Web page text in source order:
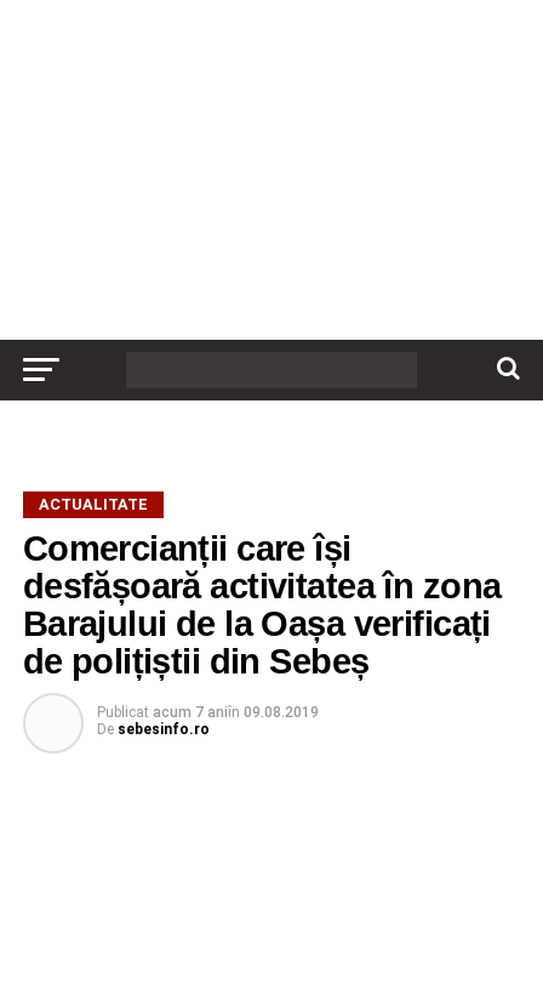
ACTUALITATE
Comercianții care își
desfășoară activitatea în zona
Barajului de la Oașa verificați
de polițiștii din Sebeș
Publicat acum 7 aniîn 09.08.2019
De sebesinfo.ro